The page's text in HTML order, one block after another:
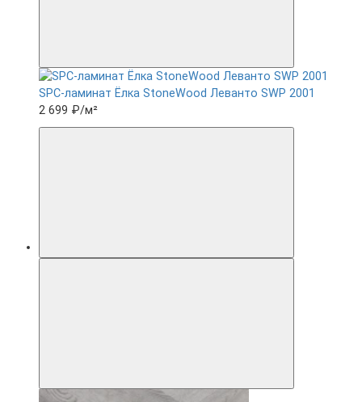
SPC-ламинат Ëлка StoneWood Леванто SWP 2001
2 699 ₽/м²